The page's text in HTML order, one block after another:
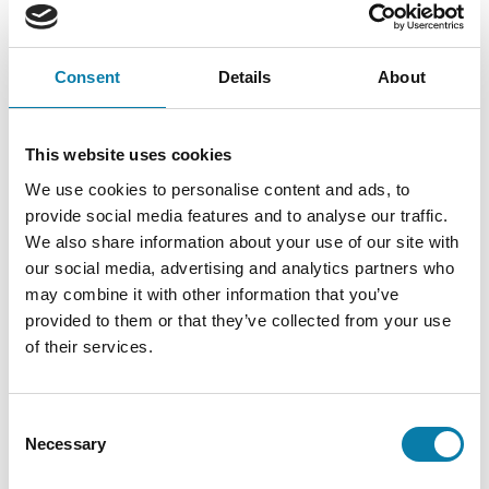
Consent Details About
This website uses cookies
We use cookies to personalise content and ads, to
provide social media features and to analyse our traffic.
We also share information about your use of our site with
our social media, advertising and analytics partners who
may combine it with other information that you’ve
provided to them or that they’ve collected from your use
of their services.
Selection
Necessary
Työ- ja elinkeinoministeriön verkkosivut Avaa uudessa ikkunassa
Töiden ja tekijöiden kohtaamispaikka
Kaupungin organisaatio
Alavus pähkinänkuoressa